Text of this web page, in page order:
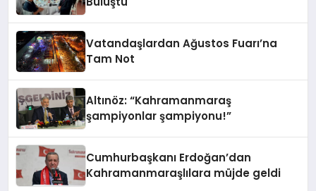
Vatandaşlardan Ağustos Fuarı’na
Tam Not
Altınöz: “Kahramanmaraş
şampiyonlar şampiyonu!”
Cumhurbaşkanı Erdoğan’dan
Kahramanmaraşlılara müjde geldi